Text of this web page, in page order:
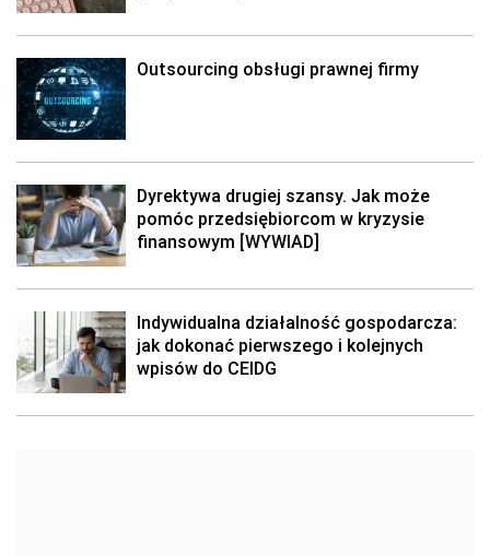
Outsourcing obsługi prawnej firmy
Dyrektywa drugiej szansy. Jak może
pomóc przedsiębiorcom w kryzysie
finansowym [WYWIAD]
Indywidualna działalność gospodarcza:
jak dokonać pierwszego i kolejnych
wpisów do CEIDG